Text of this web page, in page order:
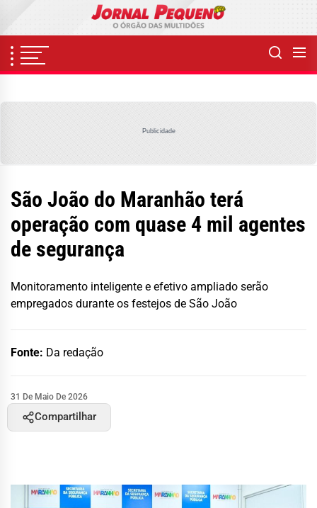
content
Publicidade
São João do Maranhão terá
operação com quase 4 mil agentes
de segurança
Monitoramento inteligente e efetivo ampliado serão
empregados durante os festejos de São João
Fonte: Da redação
31 De Maio De 2026
Compartilhar